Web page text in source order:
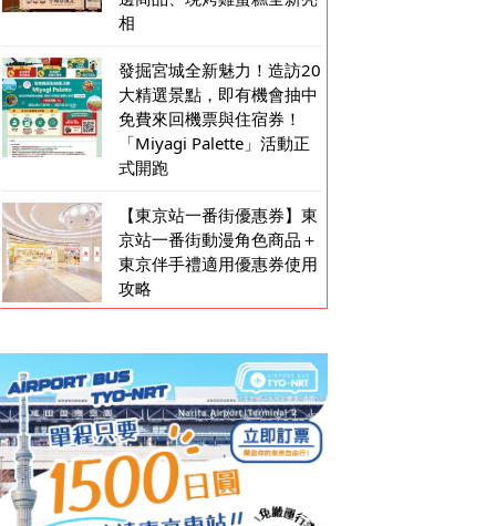
相
發掘宮城全新魅力！造訪20
大精選景點，即有機會抽中
免費來回機票與住宿券！
「Miyagi Palette」活動正
式開跑
【東京站一番街優惠券】東
京站一番街動漫角色商品＋
東京伴手禮適用優惠券使用
攻略